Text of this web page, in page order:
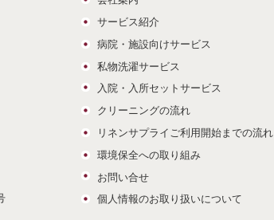
サービス紹介
病院・施設向けサービス
私物洗濯サービス
入院・入所セットサービス
クリーニングの流れ
リネンサプライご利用開始までの流れ
環境保全への取り組み
お問い合せ
個人情報のお取り扱いについて